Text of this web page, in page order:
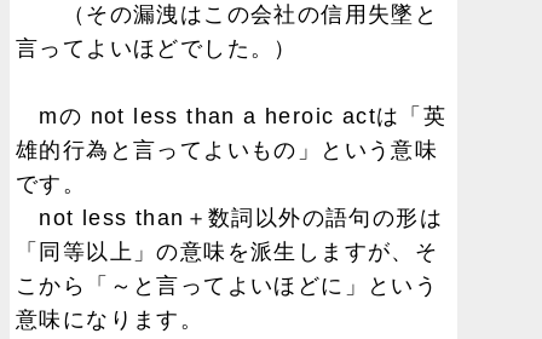
（その漏洩はこの会社の信用失墜と
言ってよいほどでした。）
mの not less than a heroic actは「英
雄的行為と言ってよいもの」という意味
です。
not less than＋数詞以外の語句の形は
「同等以上」の意味を派生しますが、そ
こから「～と言ってよいほどに」という
意味になります。